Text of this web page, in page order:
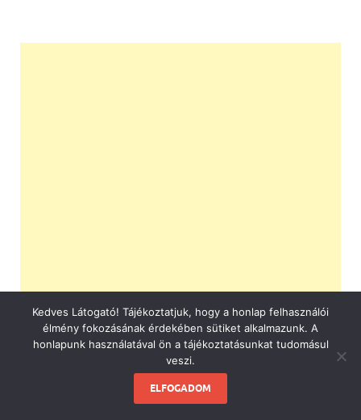
Kedves Látogató! Tájékoztatjuk, hogy a honlap felhasználói
élmény fokozásának érdekében sütiket alkalmazunk. A
honlapunk használatával ön a tájékoztatásunkat tudomásul
veszi.
ELFOGADOM